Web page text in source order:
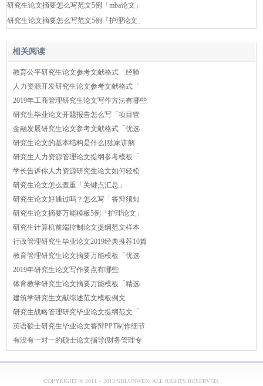
研究生论文摘要怎么写范文5例「mba论文」
研究生论文摘要怎么写范文5例「护理论文」
相关阅读
教育公平研究生论文参考文献格式「经验
人力资源开发研究生论文参考文献格式「
2019年工商管理研究生论文写作方法有哪些
研究生毕业论文开题报告怎么写「项目管
金融发展研究生论文参考文献格式「优选
研究生论文的基本结构是什么[独家讲解
研究生人力资源管理论文提纲参考模板「
学长告诉你人力资源研究生论文如何轻松
研究生论文怎么查重「关键点汇总」
研究生论文好通过吗？怎么写「答辩须知
研究生论文摘要万能模板5例「护理论文」
研究生计算机前端控制论文提纲范文样本
行政管理研究生毕业论文2019经典推荐10篇
教育管理研究生论文摘要万能模板「优选
2019年研究生论文写作要点有哪些
体育教学研究生论文摘要万能模板「精选
建筑学研究生文献综述范文模板例文
研究生战略管理研究毕业论文提纲范文「
英语硕士研究生毕业论文答辩PPT制作细节
有没有一对一的硕士论文指导(财务管理专
COPYRIGHT © 2011 – 2012 SBLUNWEN. ALL RIGHTS RESERVED.